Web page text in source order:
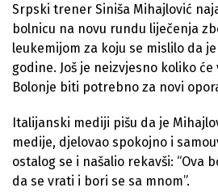
Srpski trener Siniša Mihajlović
bolnicu na novu rundu liječenja
leukemijom za koju se mislilo da
godine. Još je neizvjesno koliko
Bolonje biti potrebno za novi
Italijanski mediji pišu da je
medije, djelovao spokojno i
ostalog se i našalio rekavši: “Ova
da se vrati i bori se sa mnom”.